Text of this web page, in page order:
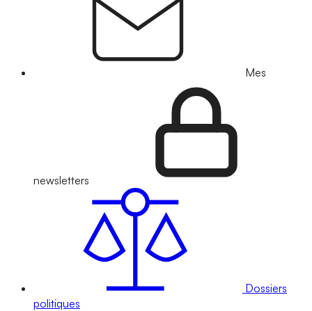
Mes
newsletters
Dossiers
politiques